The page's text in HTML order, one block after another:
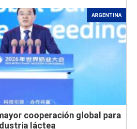
ARGENTINA
cooperación global para
láctea